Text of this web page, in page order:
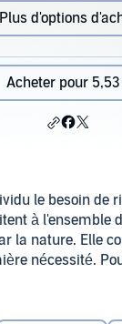
Plus d'options
Acheter pour 5,53
le besoin de
à
la nature. Elle
nécessité.
il s'agit de
disposition